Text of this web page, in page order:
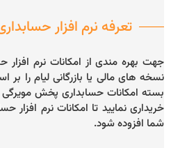
تعرفه نرم افزار
جهت بهره مندی از امکانات نرم
نسخه های مالی یا بازرگانی لیام را
خریداری نمایید تا امکانات نرم
شما افزوده شود.